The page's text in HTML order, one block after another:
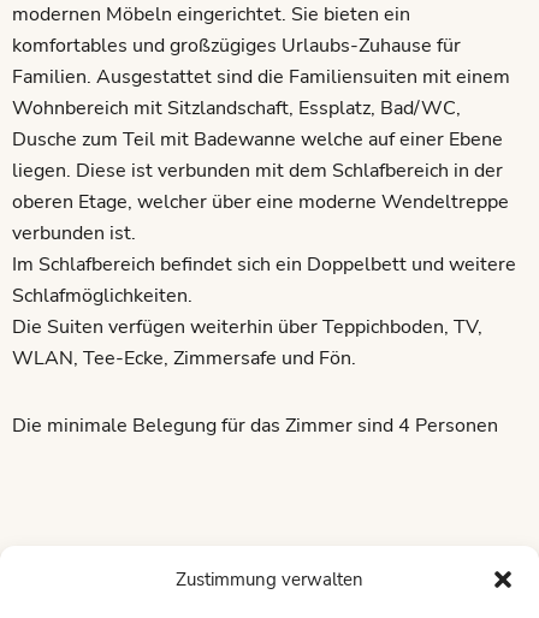
Zustimmung verwalten
modernen Möbeln eingerichtet. Sie bieten ein
komfortables und großzügiges Urlaubs-Zuhause für
Familien. Ausgestattet sind die Familiensuiten mit einem
Wohnbereich mit Sitzlandschaft, Essplatz, Bad/WC,
Dusche zum Teil mit Badewanne welche auf einer Ebene
liegen. Diese ist verbunden mit dem Schlafbereich in der
oberen Etage, welcher über eine moderne Wendeltreppe
verbunden ist.
Im Schlafbereich befindet sich ein Doppelbett und weitere
Schlafmöglichkeiten.
Die Suiten verfügen weiterhin über Teppichboden, TV,
WLAN, Tee-Ecke, Zimmersafe und Fön.
Die minimale Belegung für das Zimmer sind 4 Personen